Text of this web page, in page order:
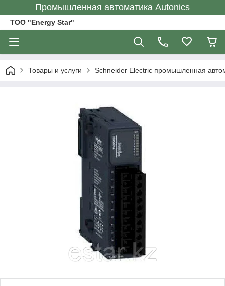
Промышленная автоматика Autonics
ТОО "Energy Star"
Товары и услуги Schneider Electric промышленная